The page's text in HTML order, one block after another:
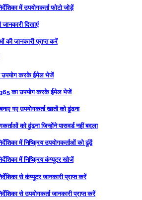
में उपयोगकर्ता फोटो जोड़ें
दिखाएं
की जानकारी प्राप्त करें
उपयोग करके ईमेल भेजें
365 का उपयोग करके ईमेल भेजें
गए उपयोगकर्ता खातों को ढूंढना
को ढूंढना जिन्होंने पासवर्ड नहीं बदला
में निष्क्रिय उपयोगकर्ताओं को ढूंढें
में निष्क्रिय कंप्यूटर खोजें
से कंप्यूटर जानकारी प्राप्त करें
से उपयोगकर्ता जानकारी प्राप्त करें